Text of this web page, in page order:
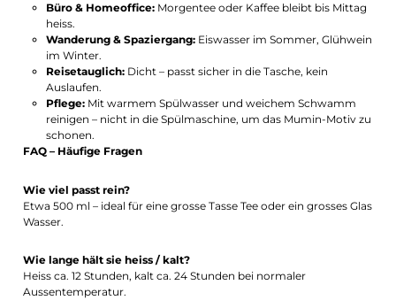
Büro & Homeoffice:Morgentee oder Kaffee bleibt bis Mittag
heiss.
Wanderung & Spaziergang:Eiswasser im Sommer, Glühwein
im Winter.
Reisetauglich:Dicht – passt sicher in die Tasche, kein
Auslaufen.
Pflege:Mit warmem Spülwasser und weichem Schwamm
reinigen – nicht in die Spülmaschine, um das Mumin-Motiv zu
schonen.
FAQ – Häufige Fragen
Wie viel passt rein?
Etwa 500 ml – ideal für eine grosse Tasse Tee oder ein grosses Glas
Wasser.
Wie lange hält sie heiss / kalt?
Heiss ca. 12 Stunden, kalt ca. 24 Stunden bei normaler
Aussentemperatur.